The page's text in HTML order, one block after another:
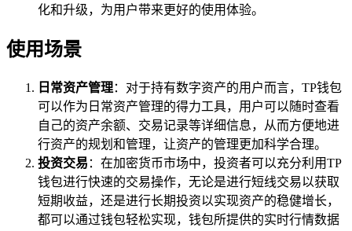
化和升级，为用户带来更好的使用体验。
使用场景
日常资产管理：对于持有数字资产的用户而言，TP钱包
可以作为日常资产管理的得力工具，用户可以随时查看
自己的资产余额、交易记录等详细信息，从而方便地进
行资产的规划和管理，让资产的管理更加科学合理。
投资交易 ：在加密货币市场中，投资者可以充分利用TP
钱包进行快速的交易操作，无论是进行短线交易以获取
短期收益，还是进行长期投资以实现资产的稳健增长，
都可以通过钱包轻松实现，钱包所提供的实时行情数据